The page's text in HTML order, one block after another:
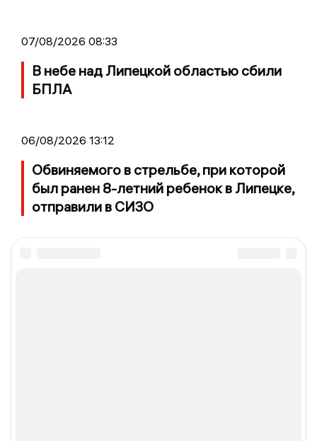
07/08/2026 08:33
В небе над Липецкой областью сбили
БПЛА
06/08/2026 13:12
Обвиняемого в стрельбе, при которой
был ранен 8-летний ребенок в Липецке,
отправили в СИЗО